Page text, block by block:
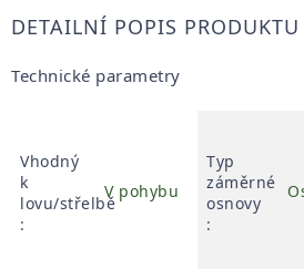
DETAILNÍ POPIS PRODUKTU
Technické parametry
Vhodný
k
lovu/střelbě
:
V pohybu
Typ
záměrné
osnovy
: